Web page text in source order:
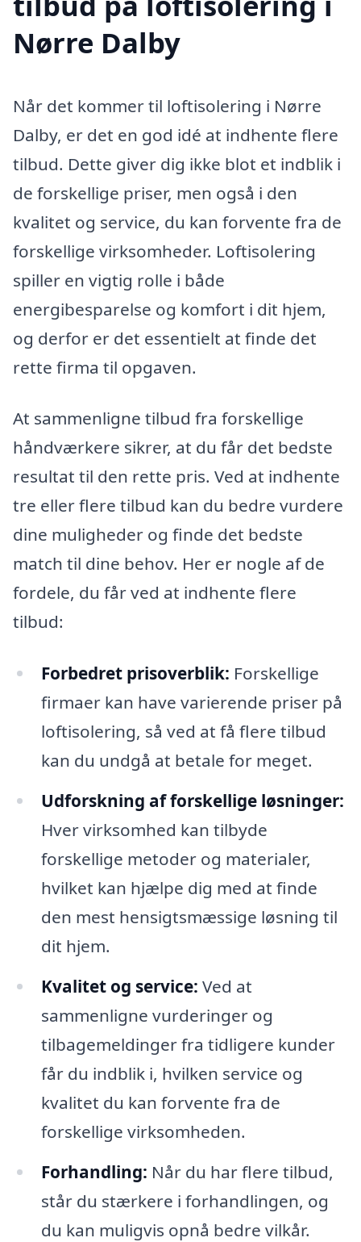
Nørre Dalby
Når det kommer til loftisolering i Nørre
Dalby, er det en god idé at indhente flere
tilbud. Dette giver dig ikke blot et indblik i
de forskellige priser, men også i den
kvalitet og service, du kan forvente fra de
forskellige virksomheder. Loftisolering
spiller en vigtig rolle i både
energibesparelse og komfort i dit hjem,
og derfor er det essentielt at finde det
rette firma til opgaven.
At sammenligne tilbud fra forskellige
håndværkere sikrer, at du får det bedste
resultat til den rette pris. Ved at indhente
tre eller flere tilbud kan du bedre vurdere
dine muligheder og finde det bedste
match til dine behov. Her er nogle af de
fordele, du får ved at indhente flere
tilbud:
Forbedret prisoverblik: Forskellige
firmaer kan have varierende priser på
loftisolering, så ved at få flere tilbud
kan du undgå at betale for meget.
Udforskning af forskellige løsninger:
Hver virksomhed kan tilbyde
forskellige metoder og materialer,
hvilket kan hjælpe dig med at finde
den mest hensigtsmæssige løsning til
dit hjem.
Kvalitet og service: Ved at
sammenligne vurderinger og
tilbagemeldinger fra tidligere kunder
får du indblik i, hvilken service og
kvalitet du kan forvente fra de
forskellige virksomheden.
Forhandling: Når du har flere tilbud,
står du stærkere i forhandlingen, og
du kan muligvis opnå bedre vilkår.